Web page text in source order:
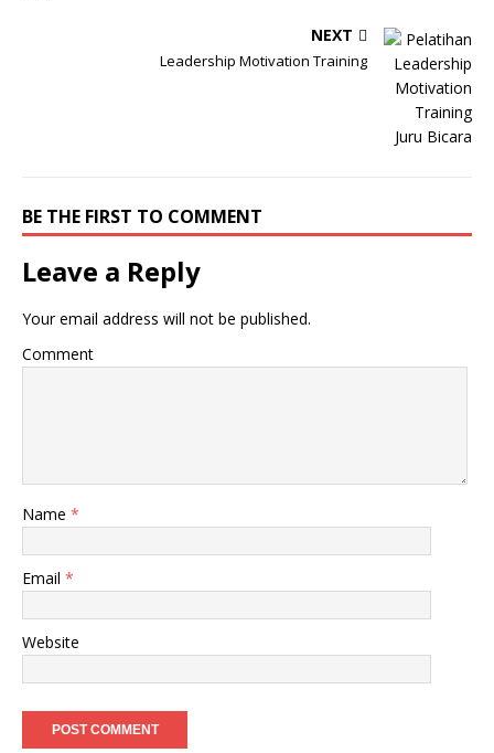
NEXT
Leadership Motivation Training
BE THE FIRST TO COMMENT
Leave a Reply
Your email address will not be published.
Comment
Name *
Email *
Website